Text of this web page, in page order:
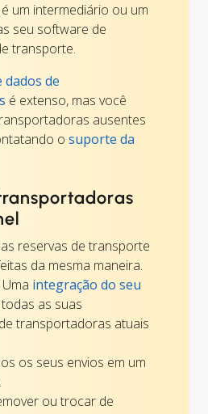
um intermediário ou um
seu software de
transporte.
dados de
é extenso, mas você
ausentes
o suporte da
reservas de transporte
da mesma maneira.
integração do seu
as suas
transportadoras atuais
os seus envios em um
ou trocar de